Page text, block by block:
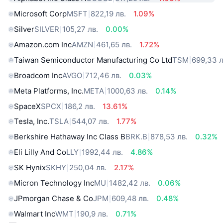
Microsoft CorpMSFT 822,19 лв.
1.09%
SilverSILVER 105,27 лв.
0.00%
Amazon.com IncAMZN 461,65 лв.
1.72%
Taiwan Semiconductor Manufacturing Co LtdTSM 699,33
Broadcom IncAVGO 712,46 лв.
0.03%
Meta Platforms, Inc.META 1000,63 лв.
0.14%
SpaceXSPCX 186,2 лв.
13.61%
Tesla, Inc.TSLA 544,07 лв.
1.77%
Berkshire Hathaway Inc Class BBRK.B 878,53 лв.
0.32%
Eli Lilly And CoLLY 1992,44 лв.
4.86%
SK HynixSKHY 250,04 лв.
2.17%
Micron Technology IncMU 1482,42 лв.
0.06%
JPmorgan Chase & CoJPM 609,48 лв.
0.48%
Walmart IncWMT 190,9 лв. 0.71%